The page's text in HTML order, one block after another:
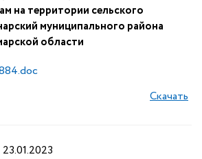
на территории сельского
муниципального района
области
Скачать
23.01.2023